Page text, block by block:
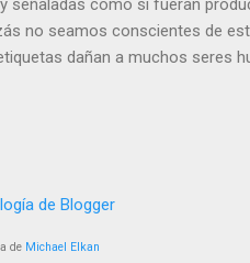
y mágico. Quizás aquí
señaladas como si fueran
no seamos conscientes de
dañan a muchos seres
lo que llama la atención es
otro siglo. Y basta con mirar las
parecen ser: su
o religiosa, en lugar del hecho
de Blogger
de Michael Elkan